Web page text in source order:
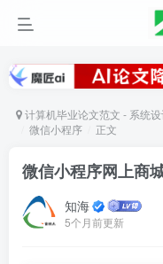
计算机毕业论文范文 - 系统
微信小程序
正文
微信小程序网上商
知海
5个月前更新